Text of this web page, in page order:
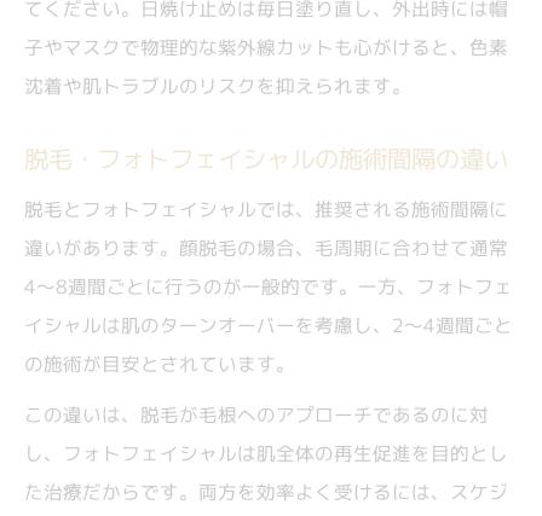
てください。日焼け止めは毎日塗り直し、外出時には帽
子やマスクで物理的な紫外線カットも心がけると、色素
沈着や肌トラブルのリスクを抑えられます。
脱毛・フォトフェイシャルの施術間隔の違い
脱毛とフォトフェイシャルでは、推奨される施術間隔に
違いがあります。顔脱毛の場合、毛周期に合わせて通常
4～8週間ごとに行うのが一般的です。一方、フォトフェ
イシャルは肌のターンオーバーを考慮し、2～4週間ごと
の施術が目安とされています。
この違いは、脱毛が毛根へのアプローチであるのに対
し、フォトフェイシャルは肌全体の再生促進を目的とし
た治療だからです。両方を効率よく受けるには、スケジ